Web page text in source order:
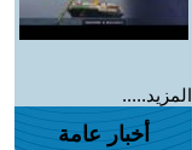
المزيد.....
أخبار عامة